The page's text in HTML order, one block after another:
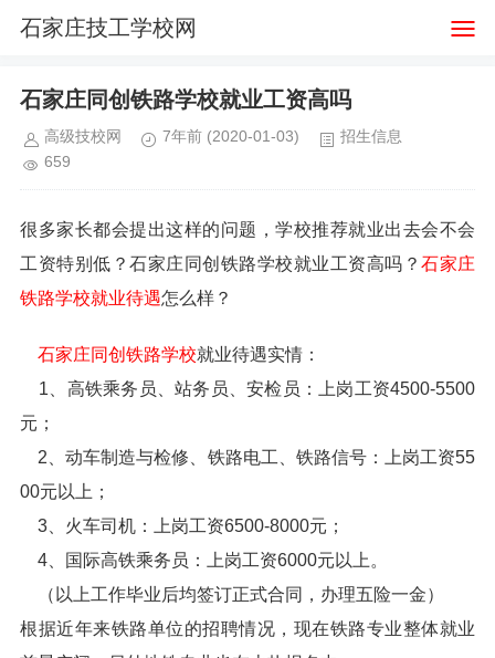
石家庄技工学校网
石家庄同创铁路学校就业工资高吗
高级技校网 7年前 (2020-01-03)
招生信息
659
很多家长都会提出这样的问题，学校推荐就业出去会不会
工资特别低？石家庄同创铁路学校就业工资高吗？ 石家庄
铁路学校就业待遇怎么样？
石家庄同创铁路学校就业待遇实情：
1、高铁乘务员、站务员、安检员：上岗工资4500-5500
元；
2、动车制造与检修、铁路电工、铁路信号：上岗工资55
00元以上；
3、火车司机：上岗工资6500-8000元；
4、国际高铁乘务员：上岗工资6000元以上。
（以上工作毕业后均签订正式合同，办理五险一金）
根据近年来铁路单位的招聘情况，现在铁路专业整体就业